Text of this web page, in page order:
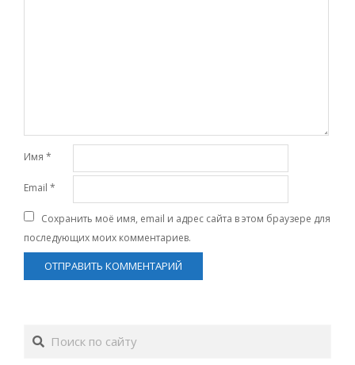
Имя *
Email *
Сохранить моё имя, email и адрес сайта в этом браузере для
последующих моих комментариев.
Поиск